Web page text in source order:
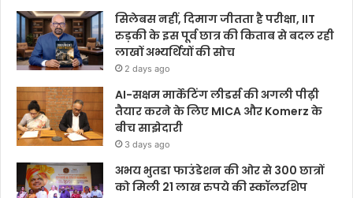
सिलेबस नहीं, दिमाग जीतता है परीक्षा, IIT
रुड़की के इस पूर्व छात्र की किताब से बदल रही
लाखों अभ्यर्थियों की सोच
2 days ago
AI-सक्षम मार्केटिंग लीडर्स की अगली पीढ़ी
तैयार करने के लिए MICA और Komerz के
बीच साझेदारी
3 days ago
अभय भुतडा फाउंडेशन की ओर से 300 छात्रों
को मिली 21 लाख रुपये की स्कॉलरशिप